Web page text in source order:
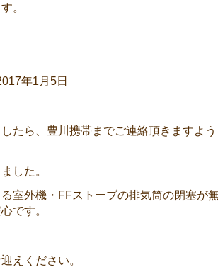
。
年1月5日
たら、豊川携帯までご連絡頂きますよ
した。
室外機・FFストーブの排気筒の閉塞が
です。
えください。